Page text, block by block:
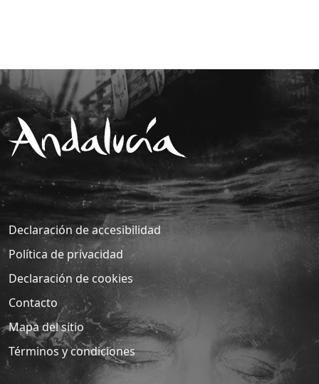
Declaración de accesibilidad
Política de privacidad
Declaración de cookies
Contacto
Mapa del sitio
Términos y condiciones